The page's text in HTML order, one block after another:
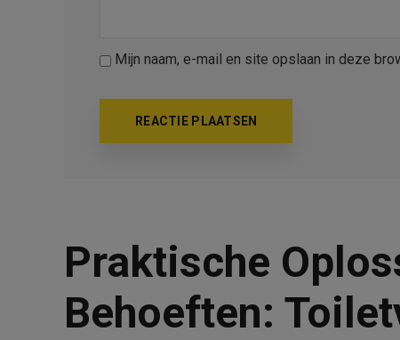
Mijn naam, e-mail en site opslaan in deze
Praktische
Behoeften: